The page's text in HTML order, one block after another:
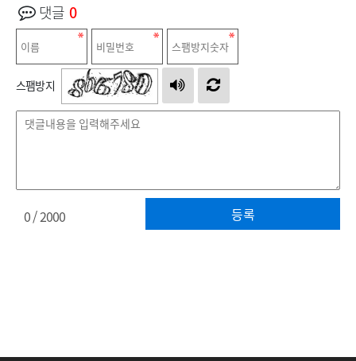
댓글 0
스팸방지
등록
0/ 2000